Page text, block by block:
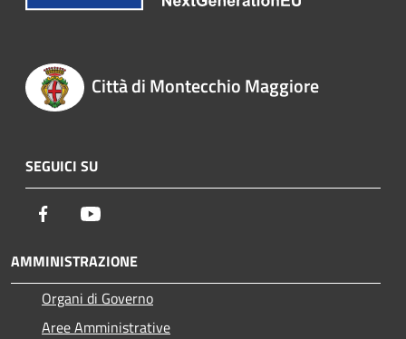
Città di Montecchio Maggiore
SEGUICI SU
Facebook
AMMINISTRAZIONE
Organi di Governo
Aree Amministrative